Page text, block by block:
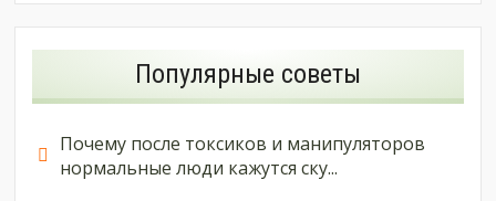
Популярные советы
Почему после токсиков и манипуляторов
нормальные люди кажутся ску...